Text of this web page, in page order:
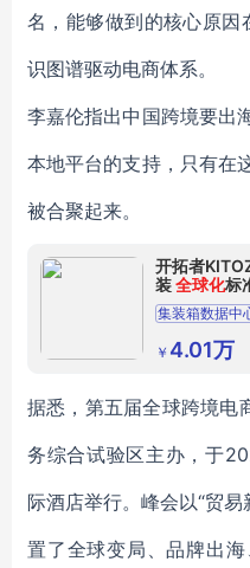
名，能够做到的核心原
识图谱驱动电商体系。
李嘉伦指出中国跨境要出
本地平台的支持，只有在
被合聚起来。
开拓者
装全球化标
集装箱数据中
定制集装箱数
￥ 4.01万
据悉，第五届全球跨境电
务综合试验区主办，于
际酒店举行。峰会以“贸
置了全球变局、品牌出